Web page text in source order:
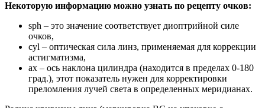
Некоторую информацию можно узнать по рецепту очков:
sph – это значение соответствует диоптрийной силе
очков,
cyl – оптическая сила линз, применяемая для коррекции
астигматизма,
ax – ось наклона цилиндра (находится в пределах 0-180
град.), этот показатель нужен для корректировки
преломления лучей света в определенных меридианах.